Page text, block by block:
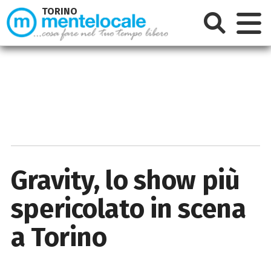
Gravity, lo show più
spericolato in scena
a Torino
TORINO